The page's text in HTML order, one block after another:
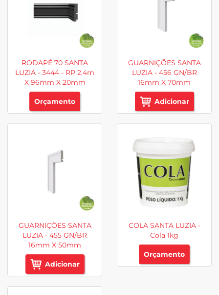
RODAPÉ 70 SANTA
LUZIA - 3444 - RP 2,4m
X 96mm X 20mm
Orçamento
GUARNIÇÕES SANTA
LUZIA - 456 GN/BR
16mm X 70mm
Adicionar
GUARNIÇÕES SANTA
LUZIA - 455 GN/BR
16mm X 50mm
Adicionar
COLA SANTA LUZIA -
Cola 1kg
Orçamento